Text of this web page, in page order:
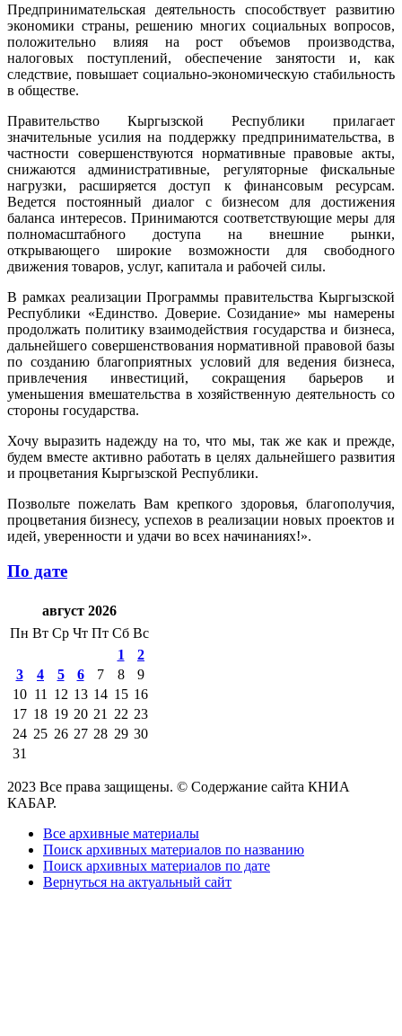
Предпринимательская деятельность способствует развитию
экономики страны, решению многих социальных вопросов,
положительно влияя на рост объемов производства,
налоговых поступлений, обеспечение занятости и, как
следствие, повышает социально-экономическую стабильность
в обществе.
Правительство Кыргызской Республики прилагает
значительные усилия на поддержку предпринимательства, в
частности совершенствуются нормативные правовые акты,
снижаются административные, регуляторные фискальные
нагрузки, расширяется доступ к финансовым ресурсам.
Ведется постоянный диалог с бизнесом для достижения
баланса интересов. Принимаются соответствующие меры для
полномасштабного доступа на внешние рынки,
открывающего широкие возможности для свободного
движения товаров, услуг, капитала и рабочей силы.
В рамках реализации Программы правительства Кыргызской
Республики «Единство. Доверие. Созидание» мы намерены
продолжать политику взаимодействия государства и бизнеса,
дальнейшего совершенствования нормативной правовой базы
по созданию благоприятных условий для ведения бизнеса,
привлечения инвестиций, сокращения барьеров и
уменьшения вмешательства в хозяйственную деятельность со
стороны государства.
Хочу выразить надежду на то, что мы, так же как и прежде,
будем вместе активно работать в целях дальнейшего развития
и процветания Кыргызской Республики.
Позвольте пожелать Вам крепкого здоровья, благополучия,
процветания бизнесу, успехов в реализации новых проектов и
идей, уверенности и удачи во всех начинаниях!».
По дате
август 2026
Пн Вт Ср Чт Пт Сб Вс
1
2
3
4 5 6 7 8
9
10 11 12 13 14 15 16
17 18 19 20 21 22 23
24 25 26 27 28 29 30
31
2023 Все права защищены. © Содержание сайта КНИА
КАБАР.
Все архивные материалы
Поиск архивных материалов по названию
Поиск архивных материалов по дате
Вернуться на актуальный сайт